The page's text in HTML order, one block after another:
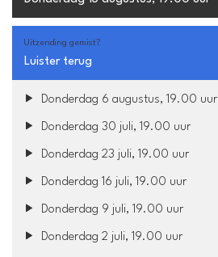
Uitzending gemist?
Luister terug
Donderdag 6 augustus, 19.00 uur
Donderdag 30 juli, 19.00 uur
Donderdag 23 juli, 19.00 uur
Donderdag 16 juli, 19.00 uur
Donderdag 9 juli, 19.00 uur
Donderdag 2 juli, 19.00 uur